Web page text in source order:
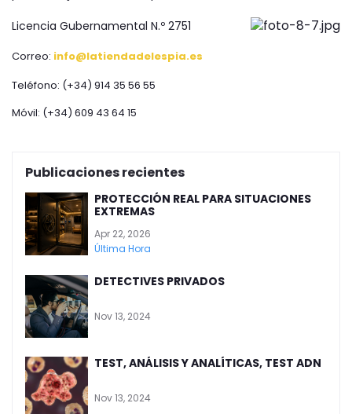
Licencia Gubernamental N.º 2751
Correo: info@latiendadelespia.es
Teléfono: (+34) 914 35 56 55
Móvil: (+34) 609 43 64 15
Publicaciones recientes
PROTECCIÓN REAL PARA SITUACIONES
EXTREMAS
Apr 22, 2026
Última Hora
DETECTIVES PRIVADOS
Nov 13, 2024
TEST, ANÁLISIS Y ANALÍTICAS, TEST ADN
Nov 13, 2024